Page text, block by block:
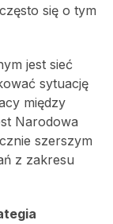
się o tym
jest sieć
sytuację
między
Narodowa
szerszym
z zakresu